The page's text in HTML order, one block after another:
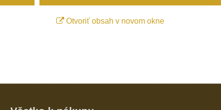
Otvoriť obsah v novom okne